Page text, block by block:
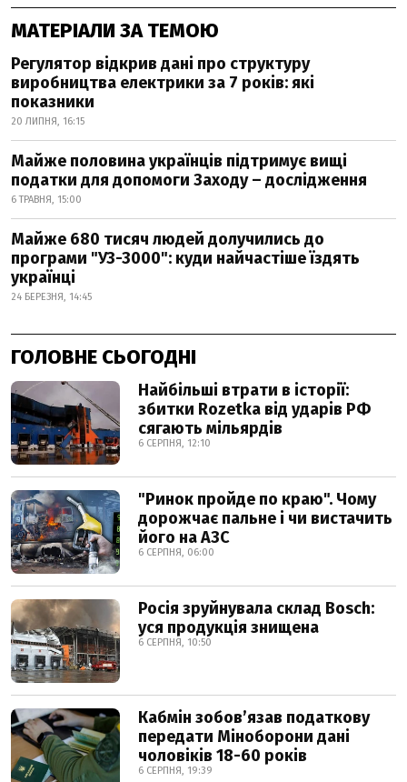
МАТЕРІАЛИ ЗА ТЕМОЮ
Регулятор відкрив дані про структуру
виробництва електрики за 7 років: які
показники
20 ЛИПНЯ, 16:15
Майже половина українців підтримує вищі
податки для допомоги Заходу – дослідження
6 ТРАВНЯ, 15:00
Майже 680 тисяч людей долучились до
програми "УЗ-3000": куди найчастіше їздять
українці
24 БЕРЕЗНЯ, 14:45
ГОЛОВНЕ СЬОГОДНІ
Найбільші втрати в історії:
збитки Rozetka від ударів РФ
сягають мільярдів
6 СЕРПНЯ, 12:10
"Ринок пройде по краю". Чому
дорожчає пальне і чи вистачить
його на АЗС
6 СЕРПНЯ, 06:00
Росія зруйнувала склад Bosch:
уся продукція знищена
6 СЕРПНЯ, 10:50
Кабмін зобовʼязав податкову
передати Міноборони дані
чоловіків 18-60 років
6 СЕРПНЯ, 19:39